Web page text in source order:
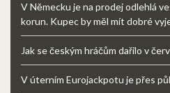
V Německu je na prodej odlehlá
korun. Kupec by měl mít dobré
Jak se českým hráčům dařilo v
V úterním Eurojackpotu je přes